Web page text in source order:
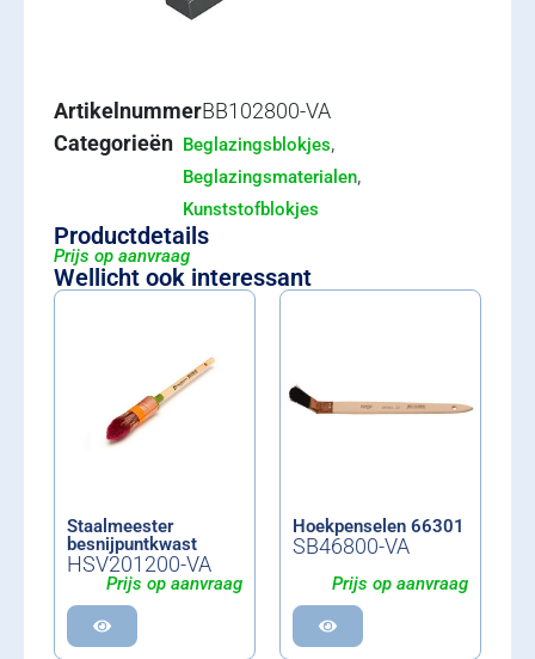
ArtikelnummerBB102800-VA
Categorieën Beglazingsblokjes,
Beglazingsmaterialen,
Kunststofblokjes
Productdetails
Prijs op aanvraag
Wellicht ook interessant
Staalmeester
besnijpuntkwast
HSV201200-VA
Prijs op aanvraag
Hoekpenselen 66301
SB46800-VA
Prijs op aanvraag